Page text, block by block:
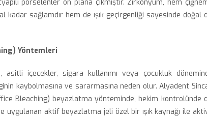
porselenler ön plana çıkmıştır. Zirkonyum, hem
sağlamdır hem de ışık geçirgenliği sayesinde doğal
Yöntemleri
içecekler, sigara kullanımı veya çocukluk
kaybolmasına ve sararmasına neden olur. Alyadent
Bleaching) beyazlatma yönteminde, hekim kontrolünde
aktif beyazlatma jeli özel bir ışık kaynağı ile